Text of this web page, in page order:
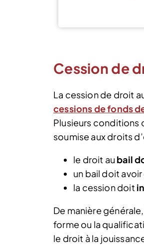
Cession de
La cession de droit
cessions de fonds
Plusieurs conditions
soumise aux droits
le droit au bail
un bail doit
la cession doit
De manière
forme ou la
le droit à la